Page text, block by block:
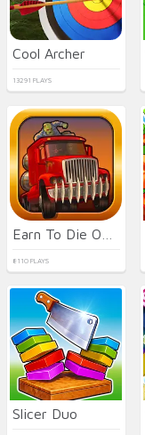
Cool Archer
13291 PLAYS
8110 PLAYS
Slicer Duo